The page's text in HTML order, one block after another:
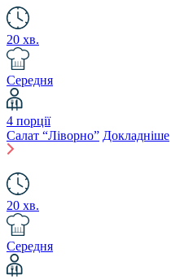
20 хв.
Середня
4 порції
Салат “Ліворно” Докладніше
20 хв.
Середня